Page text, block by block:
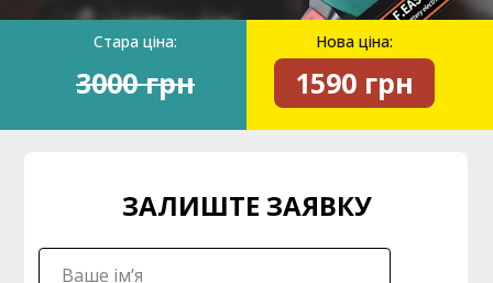
Стара ціна:
3000 грн
Нова ціна:
1590 грн
ЗАЛИШТЕ ЗАЯВКУ